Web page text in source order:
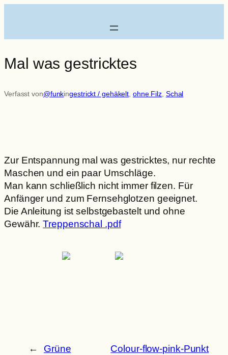
Mal was gestricktes
Verfasst von@funkingestrickt / gehäkelt, ohne Filz, Schal
Zur Entspannung mal was gestricktes, nur rechte
Maschen und ein paar Umschläge.
Man kann schließlich nicht immer filzen. Für
Anfänger und zum Fernsehglotzen geeignet.
Die Anleitung ist selbstgebastelt und ohne
Gewähr.Treppenschal .pdf
←
Grüne
Colour-flow-pink-Punkt